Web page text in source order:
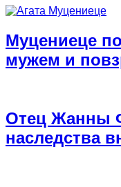
Муцениеце
мужем и
Отец Жанны
наследства